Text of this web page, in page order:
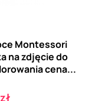
Montessori
na zdjęcie do
cena...